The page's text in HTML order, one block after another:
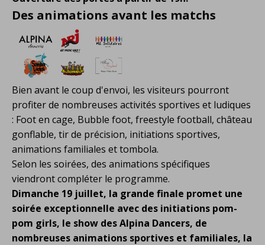
Des animations avant les matchs
Bien avant le coup d'envoi, les visiteurs pourront
profiter de nombreuses activités sportives et ludiques
: Foot en cage, Bubble foot, freestyle football, château
gonflable, tir de précision, initiations sportives,
animations familiales et tombola.
Selon les soirées, des animations spécifiques
viendront compléter le programme.
Dimanche 19 juillet, la grande finale promet une
soirée exceptionnelle avec des initiations pom-
pom girls, le show des Alpina Dancers, de
nombreuses animations sportives et familiales, la